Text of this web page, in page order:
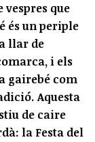
vespres que
és un periple
llar de
i els
gairebé com
Aquesta
de caire
la Festa del